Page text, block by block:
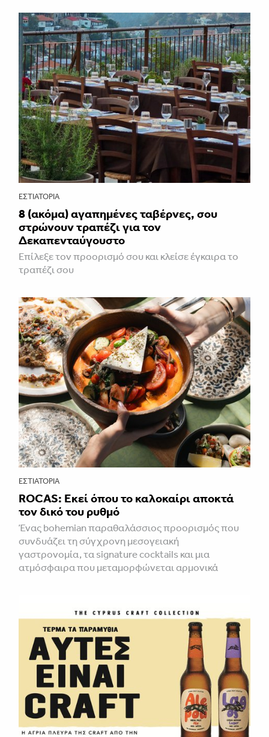
ΕΣΤΙΑΤΌΡΙΑ
8 (ακόμα) αγαπημένες ταβέρνες, σου
στρώνουν τραπέζι για τον
Δεκαπενταύγουστο
Επίλεξε τον προορισμό σου και κλείσε έγκαιρα το
τραπέζι σου
ΕΣΤΙΑΤΌΡΙΑ
ROCAS: Εκεί όπου το καλοκαίρι αποκτά
τον δικό του ρυθμό
Ένας bohemian παραθαλάσσιος προορισμός που
συνδυάζει τη σύγχρονη μεσογειακή
γαστρονομία, τα signature cocktails και μια
ατμόσφαιρα που μεταμορφώνεται αρμονικά